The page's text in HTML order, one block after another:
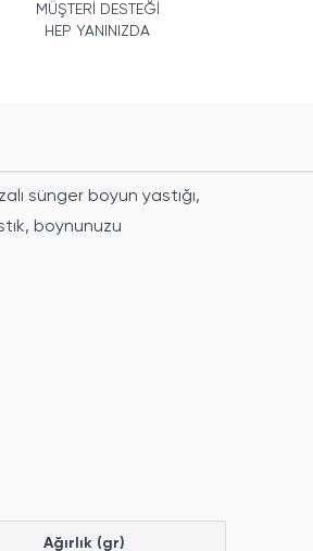
MÜŞTERİ DESTEĞİ
HEP YANINIZDA
sünger boyun yastığı,
boynunuzu
Ağırlık (gr)